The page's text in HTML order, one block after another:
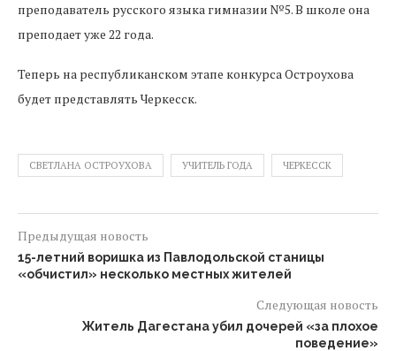
преподаватель русского языка гимназии №5. В школе она
преподает уже 22 года.
Теперь на республиканском этапе конкурса Остроухова
будет представлять Черкесск.
СВЕТЛАНА ОСТРОУХОВА УЧИТЕЛЬ ГОДА ЧЕРКЕССК
Предыдущая новость
15-летний воришка из Павлодольской станицы
«обчистил» несколько местных жителей
Следующая новость
Житель Дагестана убил дочерей «за плохое
поведение»